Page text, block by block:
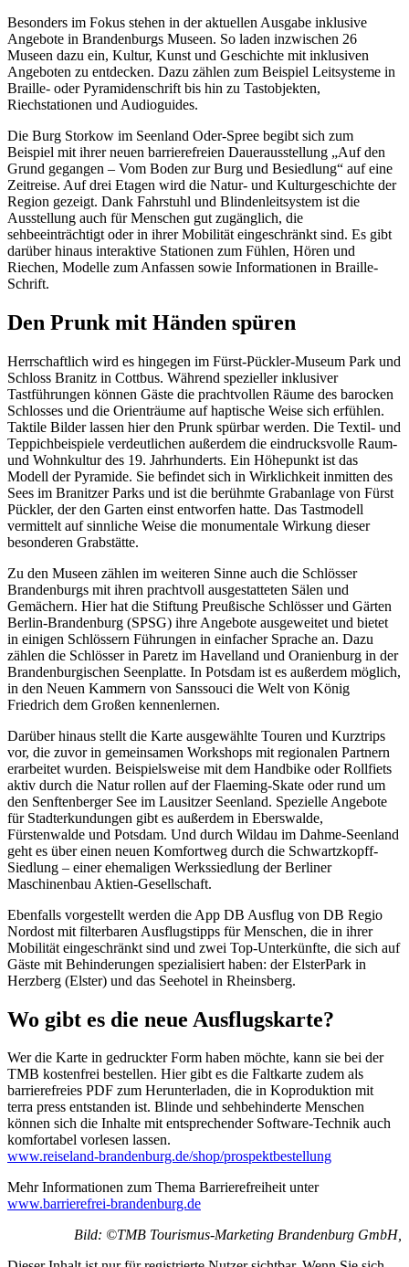
Besonders im Fokus stehen in der aktuellen Ausgabe inklusive
Angebote in Brandenburgs Museen. So laden inzwischen 26
Museen dazu ein, Kultur, Kunst und Geschichte mit inklusiven
Angeboten zu entdecken. Dazu zählen zum Beispiel Leitsysteme in
Braille- oder Pyramidenschrift bis hin zu Tastobjekten,
Riechstationen und Audioguides.
Die Burg Storkow im Seenland Oder-Spree begibt sich zum
Beispiel mit ihrer neuen barrierefreien Dauerausstellung „Auf den
Grund gegangen – Vom Boden zur Burg und Besiedlung“ auf eine
Zeitreise. Auf drei Etagen wird die Natur- und Kulturgeschichte der
Region gezeigt. Dank Fahrstuhl und Blindenleitsystem ist die
Ausstellung auch für Menschen gut zugänglich, die
sehbeeinträchtigt oder in ihrer Mobilität eingeschränkt sind. Es gibt
darüber hinaus interaktive Stationen zum Fühlen, Hören und
Riechen, Modelle zum Anfassen sowie Informationen in Braille-
Schrift.
Den Prunk mit Händen spüren
Herrschaftlich wird es hingegen im Fürst-Pückler-Museum Park und
Schloss Branitz in Cottbus. Während spezieller inklusiver
Tastführungen können Gäste die prachtvollen Räume des barocken
Schlosses und die Orienträume auf haptische Weise sich erfühlen.
Taktile Bilder lassen hier den Prunk spürbar werden. Die Textil- und
Teppichbeispiele verdeutlichen außerdem die eindrucksvolle Raum-
und Wohnkultur des 19. Jahrhunderts. Ein Höhepunkt ist das
Modell der Pyramide. Sie befindet sich in Wirklichkeit inmitten des
Sees im Branitzer Parks und ist die berühmte Grabanlage von Fürst
Pückler, der den Garten einst entworfen hatte. Das Tastmodell
vermittelt auf sinnliche Weise die monumentale Wirkung dieser
besonderen Grabstätte.
Zu den Museen zählen im weiteren Sinne auch die Schlösser
Brandenburgs mit ihren prachtvoll ausgestatteten Sälen und
Gemächern. Hier hat die Stiftung Preußische Schlösser und Gärten
Berlin-Brandenburg (SPSG) ihre Angebote ausgeweitet und bietet
in einigen Schlössern Führungen in einfacher Sprache an. Dazu
zählen die Schlösser in Paretz im Havelland und Oranienburg in der
Brandenburgischen Seenplatte. In Potsdam ist es außerdem möglich,
in den Neuen Kammern von Sanssouci die Welt von König
Friedrich dem Großen kennenlernen.
Darüber hinaus stellt die Karte ausgewählte Touren und Kurztrips
vor, die zuvor in gemeinsamen Workshops mit regionalen Partnern
erarbeitet wurden. Beispielsweise mit dem Handbike oder Rollfiets
aktiv durch die Natur rollen auf der Flaeming-Skate oder rund um
den Senftenberger See im Lausitzer Seenland. Spezielle Angebote
für Stadterkundungen gibt es außerdem in Eberswalde,
Fürstenwalde und Potsdam. Und durch Wildau im Dahme-Seenland
geht es über einen neuen Komfortweg durch die Schwartzkopff-
Siedlung – einer ehemaligen Werkssiedlung der Berliner
Maschinenbau Aktien-Gesellschaft.
Ebenfalls vorgestellt werden die App DB Ausflug von DB Regio
Nordost mit filterbaren Ausflugstipps für Menschen, die in ihrer
Mobilität eingeschränkt sind und zwei Top-Unterkünfte, die sich auf
Gäste mit Behinderungen spezialisiert haben: der ElsterPark in
Herzberg (Elster) und das Seehotel in Rheinsberg.
Wo gibt es die neue Ausflugskarte?
Wer die Karte in gedruckter Form haben möchte, kann sie bei der
TMB kostenfrei bestellen. Hier gibt es die Faltkarte zudem als
barrierefreies PDF zum Herunterladen, die in Koproduktion mit
terra press entstanden ist. Blinde und sehbehinderte Menschen
können sich die Inhalte mit entsprechender Software-Technik auch
komfortabel vorlesen lassen.
www.reiseland-brandenburg.de/shop/prospektbestellung
Mehr Informationen zum Thema Barrierefreiheit unter
www.barrierefrei-brandenburg.de
Bild: ©TMB Tourismus-Marketing Brandenburg GmbH,